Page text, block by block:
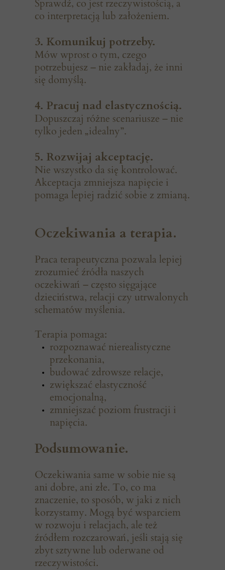
Sprawdź, co jest rzeczywistością, a
co interpretacją lub założeniem.
3. Komunikuj potrzeby.
Mów wprost o tym, czego
potrzebujesz – nie zakładaj, że inni
się domyślą.
4. Pracuj nad elastycznością.
Dopuszczaj różne scenariusze – nie
tylko jeden „idealny”.
5. Rozwijaj akceptację.
Nie wszystko da się kontrolować.
Akceptacja zmniejsza napięcie i
pomaga lepiej radzić sobie z zmianą.
Oczekiwania a terapia.
Praca terapeutyczna pozwala lepiej
zrozumieć źródła naszych
oczekiwań – często sięgające
dzieciństwa, relacji czy utrwalonych
schematów myślenia.
Terapia pomaga:
rozpoznawać nierealistyczne
przekonania,
budować zdrowsze relacje,
zwiększać elastyczność
emocjonalną,
zmniejszać poziom frustracji i
napięcia.
Podsumowanie.
Oczekiwania same w sobie nie są
ani dobre, ani złe. To, co ma
znaczenie, to sposób, w jaki z nich
korzystamy. Mogą być wsparciem
w rozwoju i relacjach, ale też
źródłem rozczarowań, jeśli stają się
zbyt sztywne lub oderwane od
rzeczywistości.